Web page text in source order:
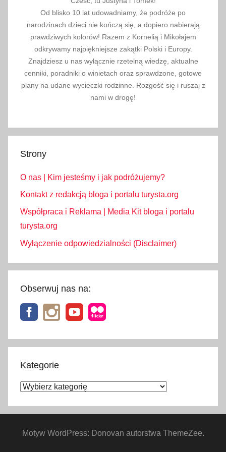
Od blisko 10 lat udowadniamy, że podróże po
narodzinach dzieci nie kończą się, a dopiero nabierają
prawdziwych kolorów! Razem z Kornelią i Mikołajem
odkrywamy najpiękniejsze zakątki Polski i Europy.
Znajdziesz u nas wyłącznie rzetelną wiedzę, aktualne
cenniki, poradniki o winietach oraz sprawdzone, gotowe
plany na udane wycieczki rodzinne. Rozgość się i ruszaj z
nami w drogę!
Strony
O nas | Kim jesteśmy i jak podróżujemy?
Kontakt z redakcją bloga i portalu turysta.org
Współpraca i Reklama | Media Kit bloga i portalu
turysta.org
Wyłączenie odpowiedzialności (Disclaimer)
Obserwuj nas na:
Kategorie
Kategorie
Motyw WordPress: Donovan autorstwa ThemeZee.